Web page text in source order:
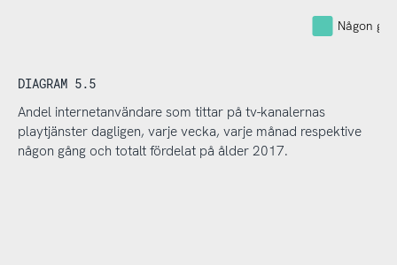
Någon
DIAGRAM 5.5
Andel internetanvändare som tittar på tv-kanalernas
playtjänster dagligen, varje vecka, varje månad respektive
någon gång och totalt fördelat på ålder 2017.